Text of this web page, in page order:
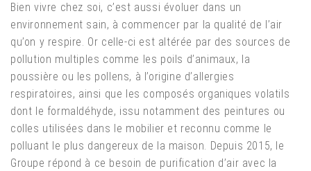
Bien vivre chez soi, c’est aussi évoluer dans un
environnement sain, à commencer par la qualité de l’air
qu’on y respire. Or celle-ci est altérée par des sources de
pollution multiples comme les poils d’animaux, la
poussière ou les pollens, à l’origine d’allergies
respiratoires, ainsi que les composés organiques volatils
dont le formaldéhyde, issu notamment des peintures ou
colles utilisées dans le mobilier et reconnu comme le
polluant le plus dangereux de la maison. Depuis 2015, le
Groupe répond à ce besoin de purification d’air avec la